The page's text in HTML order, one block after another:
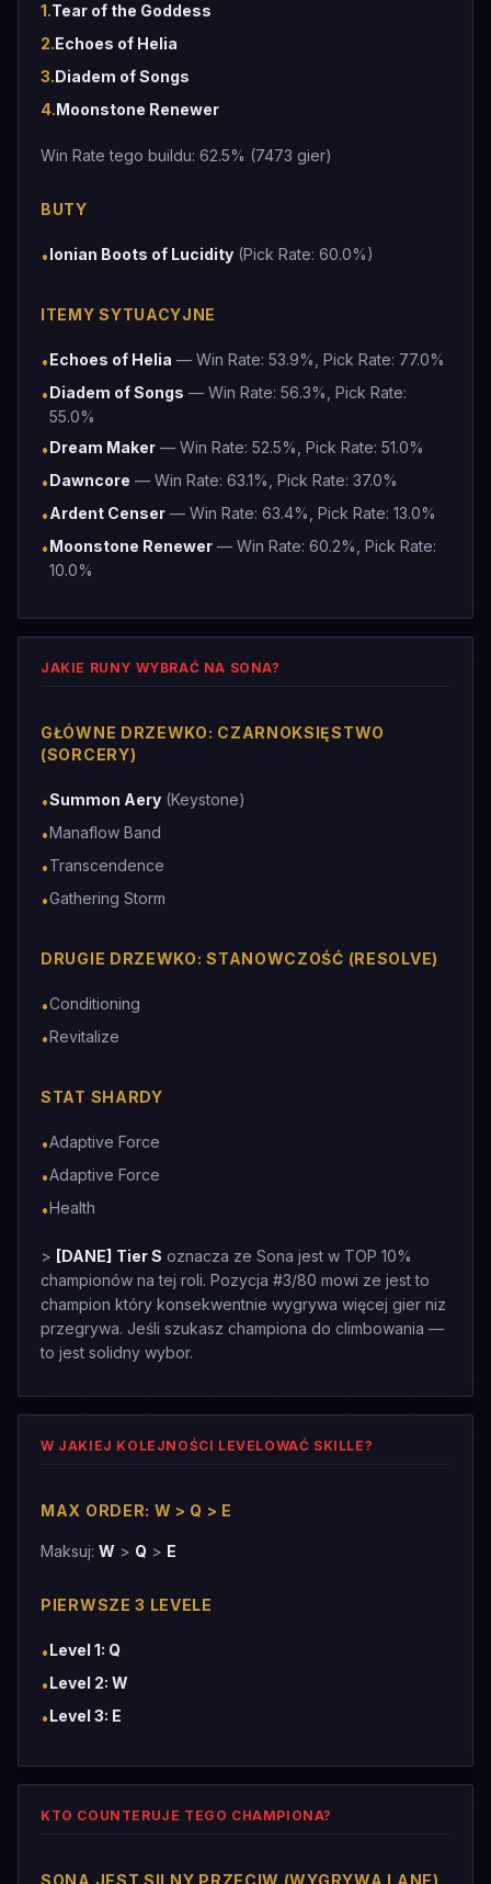
1.Tear of the Goddess
2.Echoes of Helia
3.Diadem of Songs
4.Moonstone Renewer
Win Rate tego buildu: 62.5% (7473 gier)
BUTY
•Ionian Boots of Lucidity (Pick Rate: 60.0%)
ITEMY SYTUACYJNE
•Echoes of Helia — Win Rate: 53.9%, Pick Rate: 77.0%
•Diadem of Songs — Win Rate: 56.3%, Pick Rate:
55.0%
•Dream Maker — Win Rate: 52.5%, Pick Rate: 51.0%
•Dawncore — Win Rate: 63.1%, Pick Rate: 37.0%
•Ardent Censer — Win Rate: 63.4%, Pick Rate: 13.0%
•Moonstone Renewer — Win Rate: 60.2%, Pick Rate:
10.0%
JAKIE RUNY WYBRAĆ NA SONA?
GŁÓWNE DRZEWKO: CZARNOKSIĘSTWO
(SORCERY)
•Summon Aery (Keystone)
•Manaflow Band
•Transcendence
•Gathering Storm
DRUGIE DRZEWKO: STANOWCZOŚĆ (RESOLVE)
•Conditioning
•Revitalize
STAT SHARDY
•Adaptive Force
•Adaptive Force
•Health
> [DANE] Tier S oznacza ze Sona jest w TOP 10%
championów na tej roli. Pozycja #3/80 mowi ze jest to
champion który konsekwentnie wygrywa więcej gier niz
przegrywa. Jeśli szukasz championa do climbowania —
to jest solidny wybor.
W JAKIEJ KOLEJNOŚCI LEVELOWAĆ SKILLE?
MAX ORDER: W > Q > E
Maksuj: W > Q > E
PIERWSZE 3 LEVELE
•Level 1: Q
•Level 2: W
•Level 3: E
KTO COUNTERUJE TEGO CHAMPIONA?
SONA JEST SILNY PRZECIW (WYGRYWA LANE)